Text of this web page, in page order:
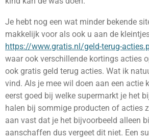
Je hebt nog een wat minder bekende
makkelijk voor als ook u aan de
https://www.gratis.nl/geld-terug-
waar ook verschillende kortings acties
ook gratis geld terug acties. Wat ik
vind. Als je mee wil doen aan een actie
eerst goed bij welke supermarkt je het
halen bij sommige producten of acties
aan vast dat je het bijvoorbeeld alleen
aanschaffen dus vergeet dit niet. Een